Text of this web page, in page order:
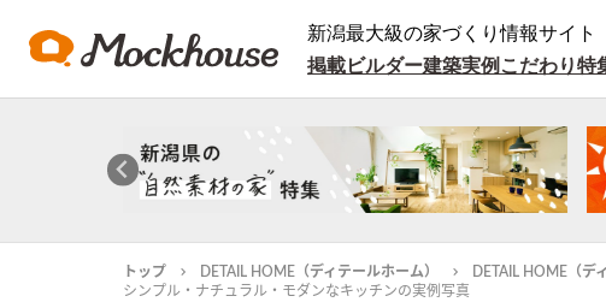
新潟最大級の家づくり情報サイト
掲載ビルダー建築実例 こだわり特
トップ DETAIL HOME（ディテールホーム） DETAIL HOME（デ
シンプル・ナチュラル・モダンなキッチンの実例写真